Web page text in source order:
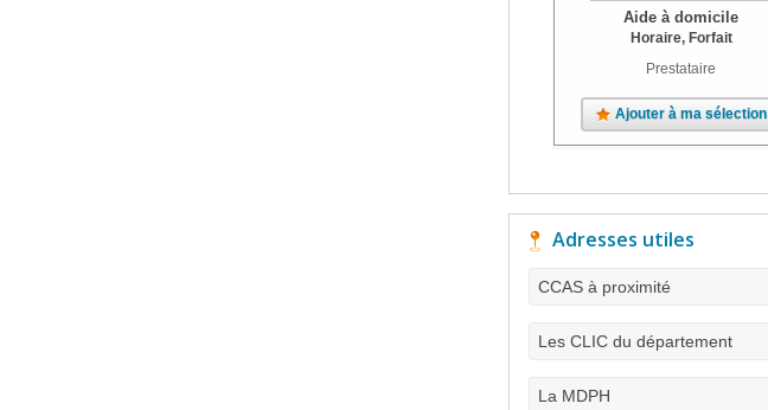
Aide à domicile
Horaire, Forfait
Prestataire
Ajouter à ma sélection
Adresses utiles
CCAS à proximité
Les CLIC du département
La MDPH